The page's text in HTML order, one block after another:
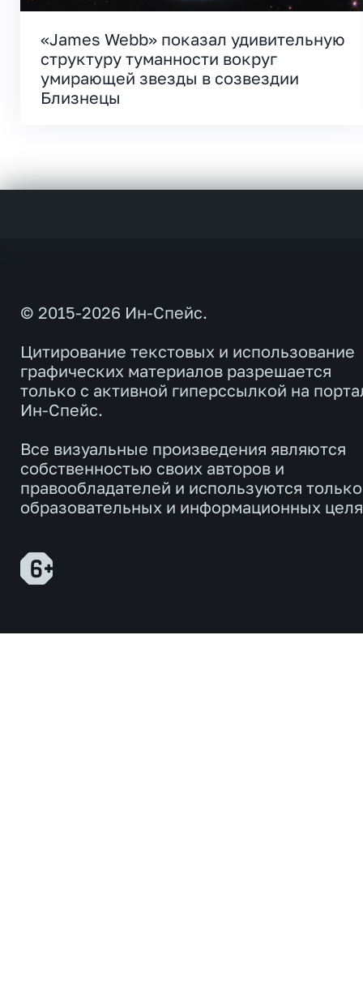
«James Webb» показал удивительную
структуру туманности вокруг
умирающей звезды в созвездии
Близнецы
© 2015-2026 Ин-Спейс.
Цитирование текстовых и использование
графических материалов разрешается
только с активной гиперссылкой на
Ин-Спейс.
Все визуальные произведения являются
собственностью своих авторов и
правообладателей и используются
образовательных и информационных